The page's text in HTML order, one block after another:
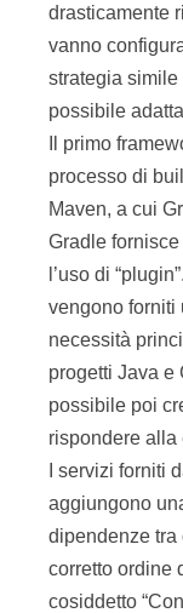
drasticamente
vanno
strategia
possibile
Il primo
processo di
Maven, a cui
Gradle
l’uso di
vengono forniti
necessità
progetti Java e
possibile poi
rispondere alla
I servizi forniti
aggiungono
dipendenze tra
corretto ordine
cosiddetto